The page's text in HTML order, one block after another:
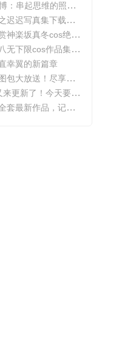
起思维的照片收集
，原图分享带来无限想象空间。
冬cos绝対服従的高清细节
锦，带你领略不一般的角色扮演魅力
幸翼的新篇章
放送！尽享原图精粹
天要分享一些特别的东西哦。
作品，记录最美时光。